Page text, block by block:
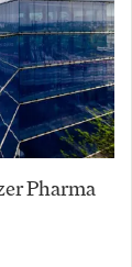
Pharma